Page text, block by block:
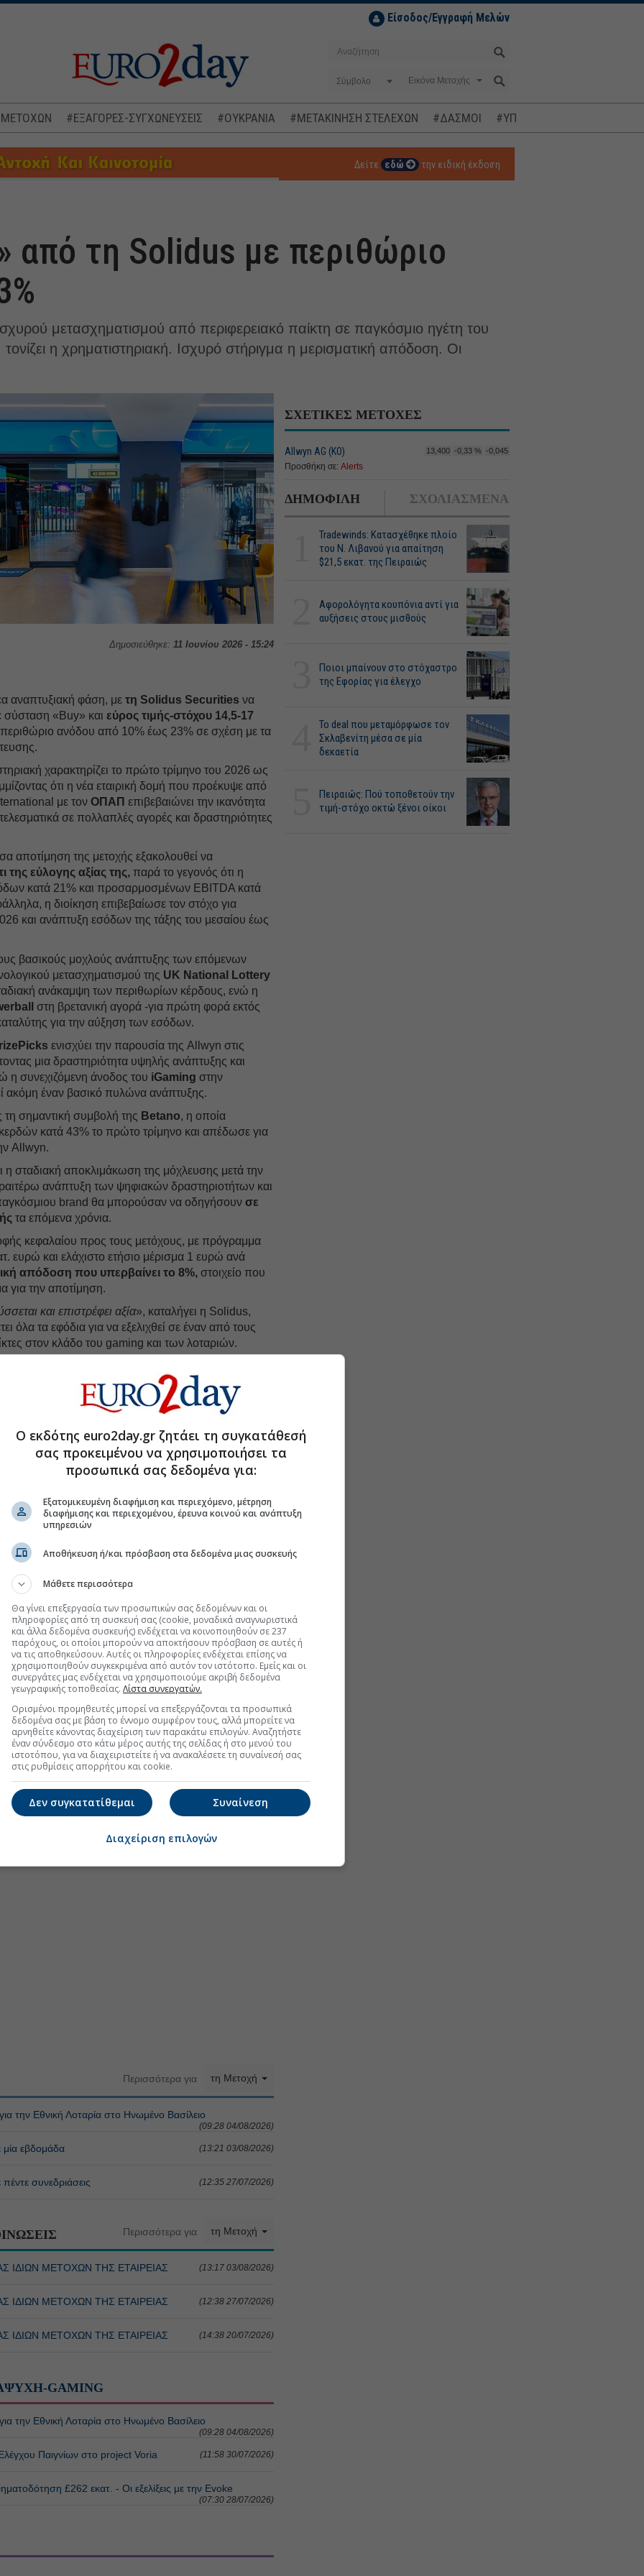
Είσοδος/Εγγραφή Μελών
Σύμβολο
ΜΕΤΟΧΩΝ #ΕΞΑΓΟΡΕΣ-ΣΥΓΧΩΝΕΥΣΕΙΣ #ΟΥΚΡΑΝΙΑ #ΜΕΤΑΚΙΝΗΣΗ ΣΤΕΛΕΧΩΝ #ΔΑΣΜΟΙ #ΥΠΟΚΛΟΠΕΣ
Δείτε εδώ την ειδική έκδοση
από τη Solidus με περιθώριο
μετασχηματισμού από περιφερειακό παίκτη σε παγκόσμιο ηγέτη του
η χρηματιστηριακή. Ισχυρό στήριγμα η μερισματική απόδοση. Οι
Δημοσιεύθηκε: 11 Ιουνίου 2026 - 15:24
αναπτυξιακή φάση, μετη Solidus Securities να
σύσταση «Buy» καιεύρος τιμής-στόχου 14,5-17
περιθώριο ανόδου από 10% έως 23% σε σχέση με τα
χαρακτηρίζει το πρώτο τρίμηνο του 2026 ως
ότι η νέα εταιρική δομή που προέκυψε από
με τονOΠΑΠ επιβεβαιώνει την ικανότητα
σε πολλαπλές αγορές και δραστηριότητες
αποτίμηση της μετοχής εξακολουθεί να
της εύλογης αξίας της, παρά το γεγονός ότι η
κατά 21% και προσαρμοσμένων EBITDA κατά
η διοίκηση επιβεβαίωσε τον στόχο για
και ανάπτυξη εσόδων της τάξης του μεσαίου έως
βασικούς μοχλούς ανάπτυξης των επόμενων
μετασχηματισμού της UK National Lottery
ανάκαμψη των περιθωρίων κέρδους, ενώ η
στη βρετανική αγορά -για πρώτη φορά εκτός
για την αύξηση των εσόδων.
ενισχύει την παρουσία της Allwyn στις
μια δραστηριότητα υψηλής ανάπτυξης και
η συνεχιζόμενη άνοδος του iGaming στην
ακόμη έναν βασικό πυλώνα ανάπτυξης.
τη σημαντική συμβολή της Betano, η οποία
κατά 43% το πρώτο τρίμηνο και απέδωσε για
Allwyn.
η σταδιακή αποκλιμάκωση της μόχλευσης μετά την
ανάπτυξη των ψηφιακών δραστηριοτήτων και
παγκόσμιου brand θα μπορούσαν να οδηγήσουνσε
τα επόμενα χρόνια.
κεφαλαίου προς τους μετόχους, με πρόγραμμα
ευρώ και ελάχιστο ετήσιο μέρισμα 1 ευρώ ανά
απόδοση που υπερβαίνει το 8%, στοιχείο που
για την αποτίμηση.
και επιστρέφει αξία», καταλήγει η Solidus,
όλα τα εφόδια για να εξελιχθεί σε έναν από τους
στον κλάδο του gaming και των λοταριών.
εξελίξεις με την υπογραφη εγκυρότητας του Euro2day.gr
FOLLOW US
μετοχής
για την Εθνική Λοταρία στο
μετοχές σε μία εβδομάδα
το β' εξάμηνο, η τιμή-στόχος
μετοχές σε πέντε συνεδριάσεις
στο Discover
ΣΧΕΤΙΚΕΣ ΜΕΤΟΧΕΣ
Allwyn AG (ΚΟ) 13,400 -0,33 % -0,045
Προσθήκη σε: Alerts
ΔΗΜΟΦΙΛΗ ΣΧΟΛΙΑΣΜΕΝΑ
Tradewinds: Κατασχέθηκε πλοίο
του Ν. Λιβανού για απαίτηση
$21,5 εκατ. της Πειραιώς
Αφορολόγητα κουπόνια αντί για
αυξήσεις στους μισθούς
Ποιοι μπαίνουν στο στόχαστρο
της Εφορίας για έλεγχο
Το deal που μεταμόρφωσε τον
Σκλαβενίτη μέσα σε μία
δεκαετία
Πειραιώς: Πού τοποθετούν την
τιμή-στόχο οκτώ ξένοι οίκοι
Περισσότερα για τη Μετοχή
την Εθνική Λοταρία στο Ηνωμένο Βασίλειο
(09:28 04/08/2026)
μία εβδομάδα (13:21 03/08/2026)
συνεδριάσεις (12:35 27/07/2026)
Περισσότερα για τη Μετοχή
ΙΔΙΩΝ ΜΕΤΟΧΩΝ ΤΗΣ ΕΤΑΙΡΕΙΑΣ (13:17 03/08/2026)
ΙΔΙΩΝ ΜΕΤΟΧΩΝ ΤΗΣ ΕΤΑΙΡΕΙΑΣ (12:38 27/07/2026)
ΙΔΙΩΝ ΜΕΤΟΧΩΝ ΤΗΣ ΕΤΑΙΡΕΙΑΣ (14:38 20/07/2026)
GAMING
την Εθνική Λοταρία στο Ηνωμένο Βασίλειο
(09:28 04/08/2026)
Παιγνίων στο project Voria (11:58 30/07/2026)
£262 εκατ. - Οι εξελίξεις με την Evoke
(07:30 28/07/2026)
Ο εκδότης euro2day.gr ζητάει τη συγκατάθεσή
σας προκειμένου να χρησιμοποιήσει τα
προσωπικά σας δεδομένα για:
Εξατομικευμένη διαφήμιση και περιεχόμενο, μέτρηση
διαφήμισης και περιεχομένου, έρευνα κοινού και ανάπτυξη
υπηρεσιών
Αποθήκευση ή/και πρόσβαση στα δεδομένα μιας συσκευής
Μάθετε περισσότερα
Θα γίνει επεξεργασία των προσωπικών σας δεδομένων και οι
πληροφορίες από τη συσκευή σας (cookie, μοναδικά αναγνωριστικά
και άλλα δεδομένα συσκευής) ενδέχεται να κοινοποιηθούν σε 237
παρόχους, οι οποίοι μπορούν να αποκτήσουν πρόσβαση σε αυτές ή
να τις αποθηκεύσουν. Αυτές οι πληροφορίες ενδέχεται επίσης να
χρησιμοποιηθούν συγκεκριμένα από αυτόν τον ιστότοπο. Εμείς και οι
συνεργάτες μας ενδέχεται να χρησιμοποιούμε ακριβή δεδομένα
γεωγραφικής τοποθεσίας. Λίστα συνεργατών.
Ορισμένοι προμηθευτές μπορεί να επεξεργάζονται τα προσωπικά
δεδομένα σας με βάση το έννομο συμφέρον τους, αλλά μπορείτε να
αρνηθείτε κάνοντας διαχείριση των παρακάτω επιλογών. Αναζητήστε
έναν σύνδεσμο στο κάτω μέρος αυτής της σελίδας ή στο μενού του
ιστοτόπου, για να διαχειριστείτε ή να ανακαλέσετε τη συναίνεσή σας
στις ρυθμίσεις απορρήτου και cookie.
Συναίνεση
Δεν συγκατατίθεμαι
Διαχείριση επιλογών